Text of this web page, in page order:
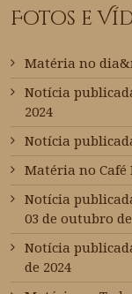
Fotos e
Matéria no
Notícia
2024
Notícia
Matéria no Café
Notícia
03 de outubro
Notícia
de 2024